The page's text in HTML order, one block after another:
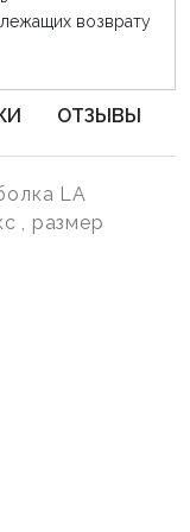
возврату
ОТЗЫВЫ
LA
, размер